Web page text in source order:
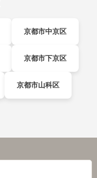
京都市中京区
京都市下京区
京都市山科区